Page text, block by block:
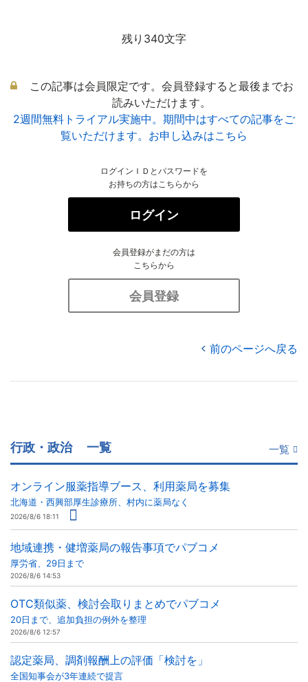
残り340文字
この記事は会員限定です。会員登録すると最後までお
読みいただけます。
2週間無料トライアル実施中。期間中はすべての記事をご
覧いただけます。お申し込みはこちら
ログインＩＤとパスワードを
お持ちの方はこちらから
ログイン
会員登録がまだの方は
こちらから
会員登録
前のページへ戻る
行政・政治 一覧 一覧
オンライン服薬指導ブース、利用薬局を募集
北海道・西興部厚生診療所、村内に薬局なく
2026/8/6 18:11
地域連携・健増薬局の報告事項でパブコメ
厚労省、29日まで
2026/8/6 14:53
OTC類似薬、検討会取りまとめでパブコメ
20日まで、追加負担の例外を整理
2026/8/6 12:57
認定薬局、調剤報酬上の評価「検討を」
全国知事会が3年連続で提言